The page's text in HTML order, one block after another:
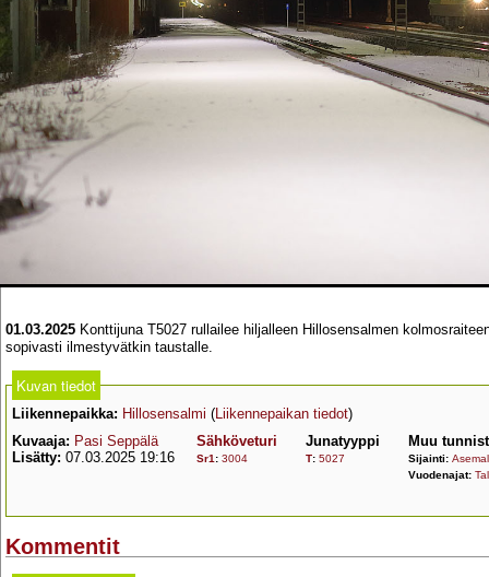
01.03.2025 Konttijuna T5027 rullailee hiljalleen Hillosensalmen
sopivasti ilmestyvätkin taustalle.
Kuvan tiedot
Liikennepaikka: Hillosensalmi (Liikennepaikan tiedot)
Kuvaaja: Pasi Seppälä
Lisätty: 07.03.2025 19:16
Sähköveturi
Sr1 : 3004
Junatyyppi
T: 5027
Muu
Sijainti:
Vuodenajat:
Kommentit